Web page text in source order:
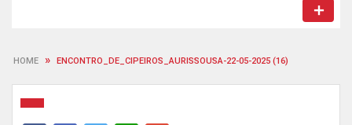
HOME » ENCONTRO_DE_CIPEIROS_AURISSOUSA-22-05-2025 (16)